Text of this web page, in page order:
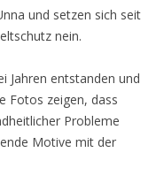
und setzen sich seit
nein.
Jahren entstanden und
Fotos zeigen, dass
Probleme
Motive mit der